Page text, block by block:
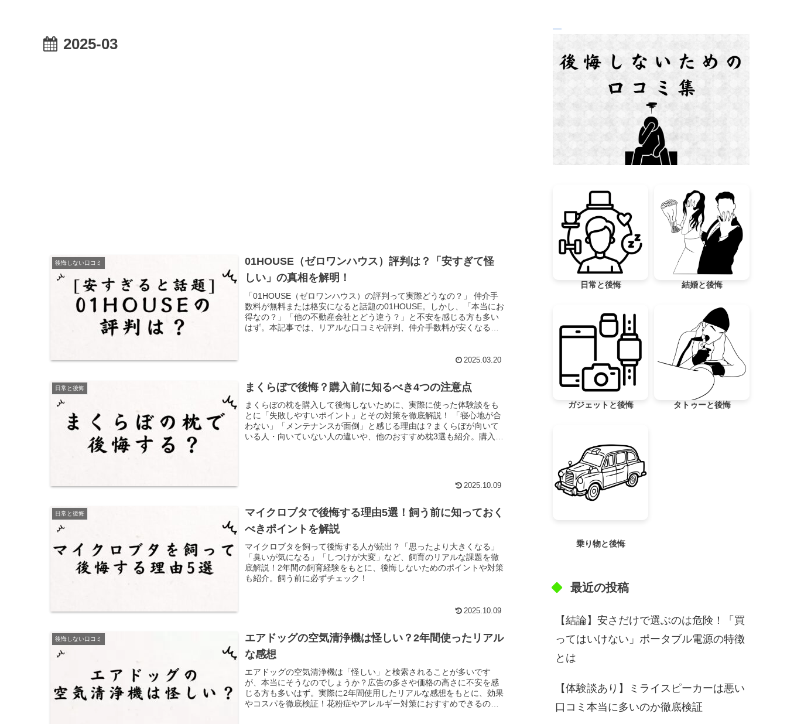
2025-03
後悔しない口コミ
01HOUSE（ゼロワンハウス）評判は？「安すぎて怪
しい」の真相を解明！
「01HOUSE（ゼロワンハウス）の評判って実際どうなの？」 仲介手
数料が無料または格安になると話題の01HOUSE。しかし、「本当にお
得なの？」「他の不動産会社とどう違う？」と不安を感じる方も多い
はず。本記事では、リアルな口コミや評判、仲介手数料が安くなる仕
2025.03.20
日常と後悔 まくらぼで後悔？購入前に知るべき4つの注意点
まくらぼの枕を購入して後悔しないために、実際に使った体験談をも
とに「失敗しやすいポイント」とその対策を徹底解説！ 「寝心地が合
わない」「メンテナンスが面倒」と感じる理由は？まくらぼが向いて
いる人・向いていない人の違いや、他のおすすめ枕3選も紹介。購入前
2025.10.09
日常と後悔
マイクロブタで後悔する理由5選！飼う前に知っておく
べきポイントを解説
マイクロブタを飼って後悔する人が続出？「思ったより大きくなる」
「臭いが気になる」「しつけが大変」など、飼育のリアルな課題を徹
底解説！2年間の飼育経験をもとに、後悔しないためのポイントや対策
も紹介。飼う前に必ずチェック！
2025.10.09
後悔しない口コミ
エアドッグの空気清浄機は怪しい？2年間使ったリアル
な感想
エアドッグの空気清浄機は「怪しい」と検索されることが多いです
が、本当にそうなのでしょうか？広告の多さや価格の高さに不安を感
じる方も多いはず。実際に2年間使用したリアルな感想をもとに、効果
やコスパを徹底検証！花粉症やアレルギー対策におすすめできるの
日常と後悔 結婚と後悔
ガジェットと後悔 タトゥーと後悔
乗り物と後悔
最近の投稿
【結論】安さだけで選ぶのは危険！「買
ってはいけない」ポータブル電源の特徴
とは
【体験談あり】ミライスピーカーは悪い
口コミ本当に多いのか徹底検証